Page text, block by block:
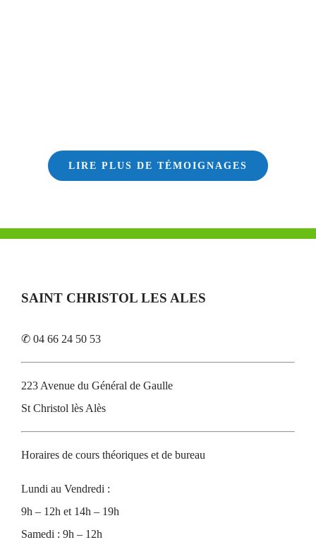
LIRE PLUS DE TÉMOIGNAGES
SAINT CHRISTOL LES ALES
✆ 04 66 24 50 53
223 Avenue du Général de Gaulle
St Christol lès Alès
Horaires de cours théoriques et de bureau
Lundi au Vendredi :
9h – 12h et 14h – 19h
Samedi : 9h – 12h